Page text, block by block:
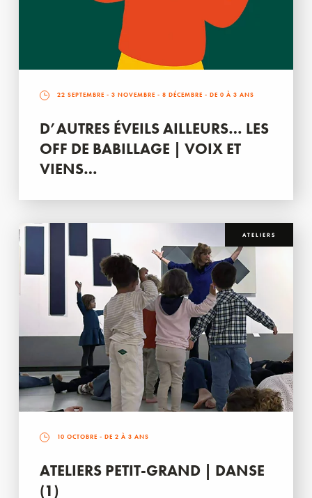
22 SEPTEMBRE - 3 NOVEMBRE - 8 DÉCEMBRE - DE 0 À 3 ANS
D’AUTRES ÉVEILS AILLEURS… LES
OFF DE BABILLAGE | VOIX ET
VIENS…
ATELIERS
10 OCTOBRE - DE 2 À 3 ANS
ATELIERS PETIT-GRAND | DANSE
(1)